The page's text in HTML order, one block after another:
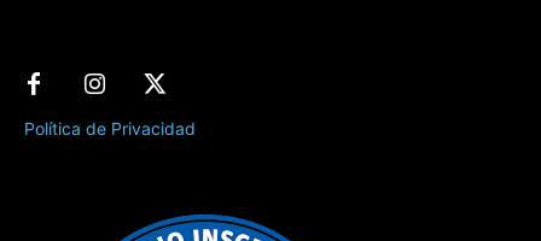
Política de Privacidad